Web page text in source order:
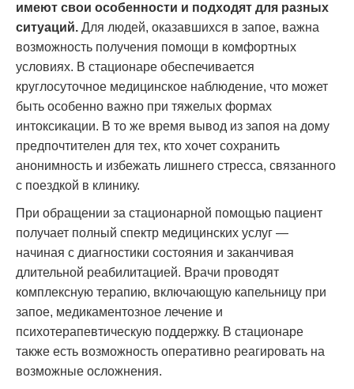
имеют свои особенности и подходят для разных
ситуаций. Для людей, оказавшихся в запое, важна
возможность получения помощи в комфортных
условиях. В стационаре обеспечивается
круглосуточное медицинское наблюдение, что может
быть особенно важно при тяжелых формах
интоксикации. В то же время вывод из запоя на дому
предпочтителен для тех, кто хочет сохранить
анонимность и избежать лишнего стресса, связанного
с поездкой в клинику.
При обращении за стационарной помощью пациент
получает полный спектр медицинских услуг —
начиная с диагностики состояния и заканчивая
длительной реабилитацией. Врачи проводят
комплексную терапию, включающую капельницу при
запое, медикаментозное лечение и
психотерапевтическую поддержку. В стационаре
также есть возможность оперативно реагировать на
возможные осложнения.